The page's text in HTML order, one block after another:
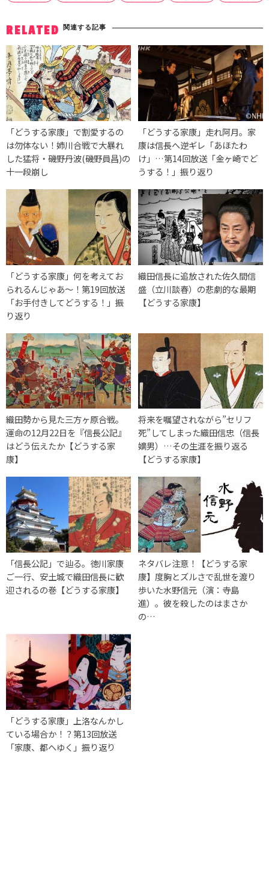
RELATED 関連する記事
「どうする家康」で割愛するの
は勿体ない！姉川合戦で大暴れ
した猛将・磯野丹波(磯野員昌)の
十一段崩し
「どうする家康」走れ阿月。家
康は信長へ逆ギレ「あほたわ
け」…第14回放送「金ヶ崎でど
うする！」振り返り
「どうする家康」何を考えてお
られるんじゃあ～！第19回放送
「お手付きしてどうする！」振
り返り
織田信長に追放された佐久間信
盛（立川談春）の悲劇的な最期
【どうする家康】
織田勢から見た三方ヶ原合戦。
運命の12月22日を『信長公記』
はどう伝えたか【どうする家
康】
将来を嘱望されながら”セリフ
死”してしまった織田信忠（信長
嫡男）…その生涯を振り返る
【どうする家康】
「信長公記」で辿る。徳川家康
ご一行、安土城で織田信長に歓
迎されるの巻【どうする家康】
ネタバレ注意！【どうする家
康】度胸とズルさで乱世を渡り
歩いた水野信元（演：寺島
進）。彼を殺したのはまさか
の…
「どうする家康」上洛なんかし
ている場合か！？第13回放送
「家康、都へゆく」振り返り